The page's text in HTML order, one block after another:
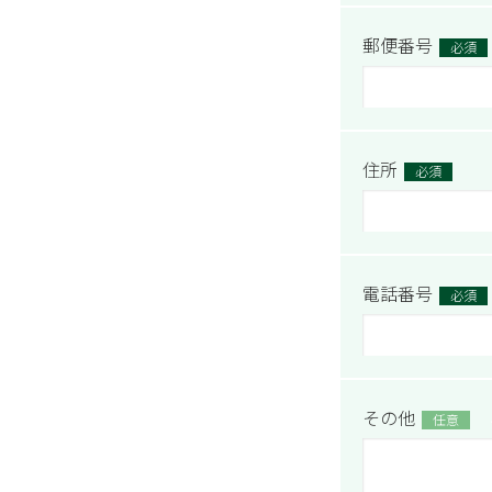
郵便番号 必須
住所 必須
電話番号 必須
その他 任意